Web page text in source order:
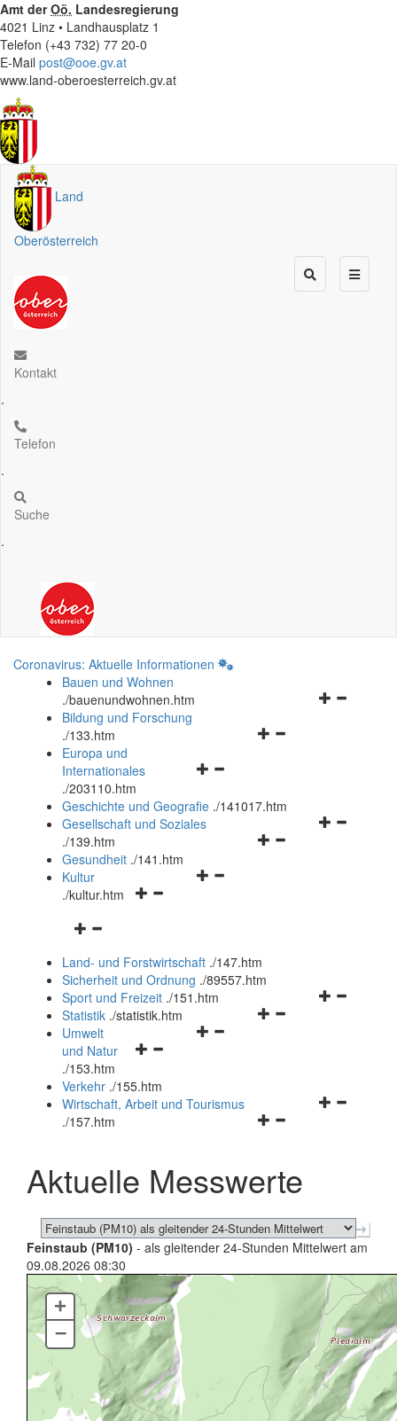
Amt derOö. Landesregierung
4021 Linz • Landhausplatz 1
Telefon (+43 732) 77 20-0
E-Mail post@ooe.gv.at
www.land-oberoesterreich.gv.at
Land
Oberösterreich
Kontakt
.
Telefon
.
Suche
.
Coronavirus: Aktuelle Informationen
Bauen und Wohnen
./bauenundwohnen.htm
Navigationsmenü
Bildung und Forschung
./133.htm
Navigationsmenü
und
schließen
Europa und
Internationales
./203110.htm
Geschichte und Geografie ./141017.htm
Navigationsmenü
Gesellschaft und Soziales
./139.htm
Navigationsmenü
Gesundheit ./141.htm
Navigationsmenü
Kultur
./kultur.htm
Navigationsmenü
und
schließen
Land- und Forstwirtschaft ./147.htm
Sicherheit und Ordnung ./89557.htm
Navigationsmenü
Sport und Freizeit ./151.htm
Navigationsmenü
Statistik ./statistik.htm
Navigationsmenü
und
schließen
Umwelt
und Natur
./153.htm
Verkehr ./155.htm
Navigationsmenü
schließen
Wirtschaft, Arbeit und Tourismus
./157.htm
Aktuelle Messwerte
Feinstaub (PM10) - als gleitender 24-Stunden Mittelwert am
09.08.2026 08:30
+
–